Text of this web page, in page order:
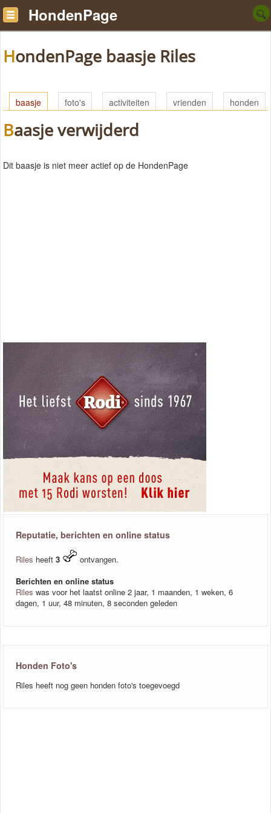
HondenPage
HondenPage baasje Riles
baasje foto's activiteiten vrienden honden
Baasje verwijderd
Dit baasje is niet meer actief op de HondenPage
Reputatie, berichten en online status
Riles heeft 3
ontvangen.
Berichten en online status
Riles was voor het laatst online 2 jaar, 1 maanden, 1 weken, 6
dagen, 1 uur, 48 minuten, 8 seconden geleden
Honden Foto's
Riles heeft nog geen honden foto's toegevoegd